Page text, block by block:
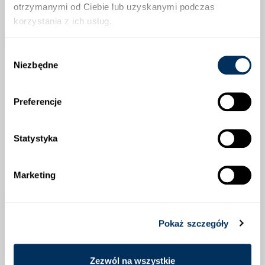
otrzymanymi od Ciebie lub uzyskanymi podczas
korzystania z ich usług.
zgody
Niezbędne
Preferencje
Statystyka
Marketing
Pokaż szczegóły
Zezwól na wszystkie
2,90 zł
Dostępny
4,10 zł
Dostępny
2,60 zł
Dostępny